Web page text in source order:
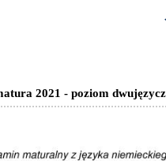
2021 - poziom